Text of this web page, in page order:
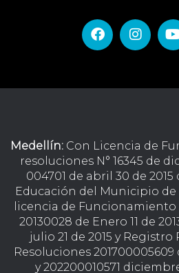
Medellín: Con Licencia de
resoluciones N° 16345 de
004701 de abril 30 de
Educación del Municipio de
licencia de
20130028 de Enero 11 de
julio 21 de 2015 y
Resoluciones 201700005609
y 202200010571